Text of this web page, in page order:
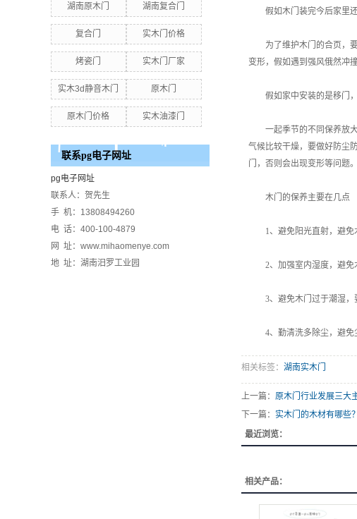
湖南原木门 湖南复合门
复合门 实木门价格
烤瓷门 实木门厂家
实木3d静音木门 原木门
原木门价格 实木油漆门
联系pg电子网址
pg电子网址
联系人：贺先生
手 机：13808494260
电 话：400-100-4879
网 址：www.mihaomenye.com
地 址：湖南汨罗工业园
假如木门装完今后家里还
为了维护木门的合页，要
变形，假如遇到强风俄然冲
假如家中安装的是移门，
一起季节的不同保养放大
气候比较干燥，要做好防尘
门，否则会出现变形等问题。
木门的保养主要在几点
1、避免阳光直射，避免
2、加强室内湿度，避免
3、避免木门过于潮湿，
4、勤清洗多除尘，避免
相关标签： 湖南实木门
上一篇： 原木门行业发展三大
下一篇： ​实木门的木材有哪些？
最近浏览：
相关产品：